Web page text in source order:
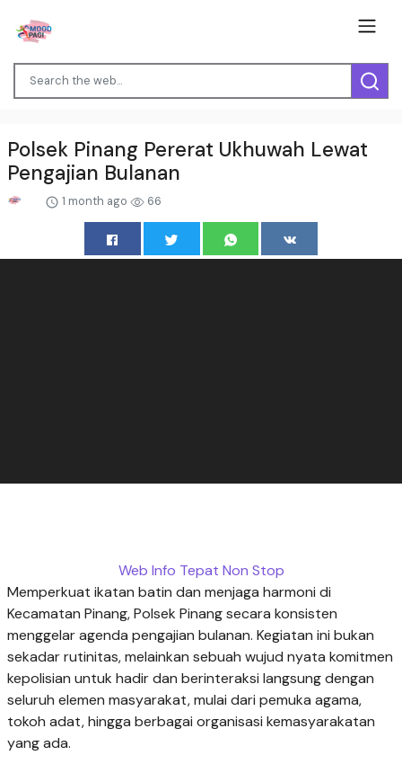
Polsek Pinang Pererat Ukhuwah Lewat
Pengajian Bulanan
1 month ago 66
Web Info Tepat Non Stop
Memperkuat ikatan batin dan menjaga harmoni di
Kecamatan Pinang, Polsek Pinang secara konsisten
menggelar agenda pengajian bulanan. Kegiatan ini bukan
sekadar rutinitas, melainkan sebuah wujud nyata komitmen
kepolisian untuk hadir dan berinteraksi langsung dengan
seluruh elemen masyarakat, mulai dari pemuka agama,
tokoh adat, hingga berbagai organisasi kemasyarakatan
yang ada.